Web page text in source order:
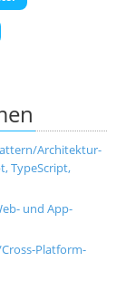
Architektur-
TypeScript,
und App-
Platform-